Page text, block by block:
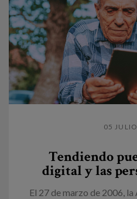
05
Tendiendo
digital y las
El 27 de marzo de 2006,